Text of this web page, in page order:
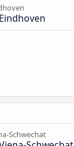
Schwechat